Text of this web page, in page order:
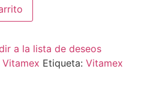
a la lista de deseos
Vitamex Etiqueta: Vitamex